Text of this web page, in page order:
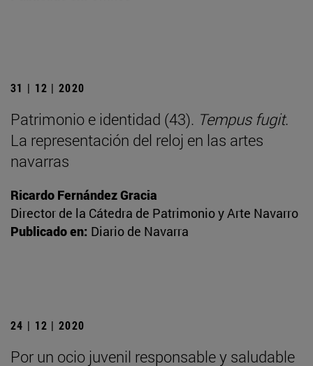
31 | 12 | 2020
Patrimonio e identidad (43). Tempus fugit.
La representación del reloj en las artes
navarras
Ricardo Fernández Gracia
Director de la Cátedra de Patrimonio y Arte Navarro
Publicado en: Diario de Navarra
24 | 12 | 2020
Por un ocio juvenil responsable y saludable